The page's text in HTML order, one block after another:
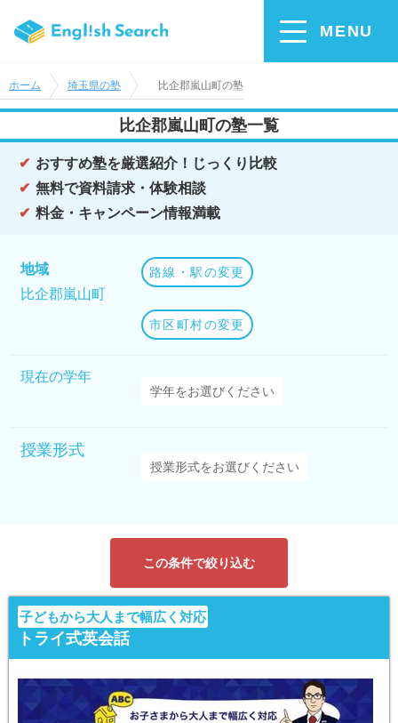
MENU
ホーム 埼玉県の塾 比企郡嵐山町の塾
比企郡嵐山町の塾一覧
おすすめ塾を厳選紹介！じっくり比較
無料で資料請求・体験相談
料金・キャンペーン情報満載
地域
比企郡嵐山町
路線・駅の変更
市区町村の変更
現在の学年
授業形式
この条件で絞り込む
子どもから大人まで幅広く対応
トライ式英会話